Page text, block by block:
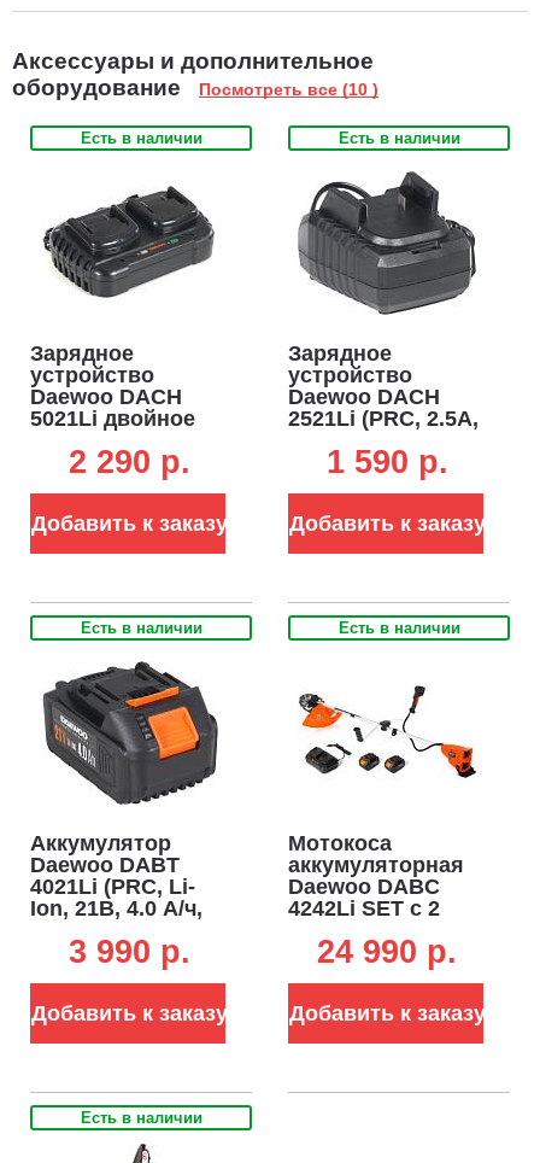
Аксессуары и дополнительное
оборудование
Посмотреть все (10 )
Есть в наличии
Зарядное
устройство
Daewoo DACH
5021Li двойное
0.6 кг)2 290 p.
Добавить к заказу
Есть в наличии
Зарядное
устройство
Daewoo DACH
2521Li (PRC, 2.5А,
1 590 p.
Добавить к заказу
Есть в наличии
Аккумулятор
Daewoo DABT
4021Li (PRC, Li-
Ion, 21В, 4.0 А/ч,
3 990 p.
Добавить к заказу
Есть в наличии
Мотокоса
аккумуляторная
Daewoo DABC
4242Li SET с 2
(PRC, 2х21В, диск
+ леска 2.4 мм,
рукоятка, 5.9 кг)
24 990 p.
Добавить к заказу
Есть в наличии